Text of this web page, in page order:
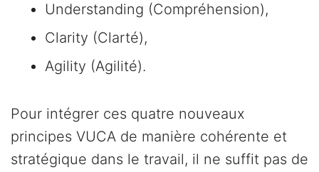
Understanding (Compréhension),
Clarity (Clarté),
Agility (Agilité).
Pour intégrer ces quatre nouveaux
principes VUCA de manière cohérente et
stratégique dans le travail, il ne suffit pas de